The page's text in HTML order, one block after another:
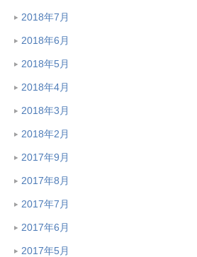
2018年7月
2018年6月
2018年5月
2018年4月
2018年3月
2018年2月
2017年9月
2017年8月
2017年7月
2017年6月
2017年5月